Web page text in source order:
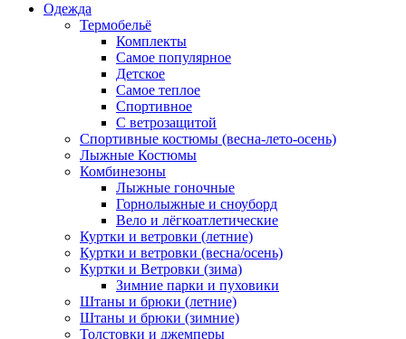
Одежда
Термобельё
Комплекты
Самое популярное
Детское
Самое теплое
Спортивное
С ветрозащитой
Спортивные костюмы (весна-лето-осень)
Лыжные Костюмы
Комбинезоны
Лыжные гоночные
Горнолыжные и сноуборд
Вело и лёгкоатлетические
Куртки и ветровки (летние)
Куртки и ветровки (весна/осень)
Куртки и Ветровки (зима)
Зимние парки и пуховики
Штаны и брюки (летние)
Штаны и брюки (зимние)
Толстовки и джемперы